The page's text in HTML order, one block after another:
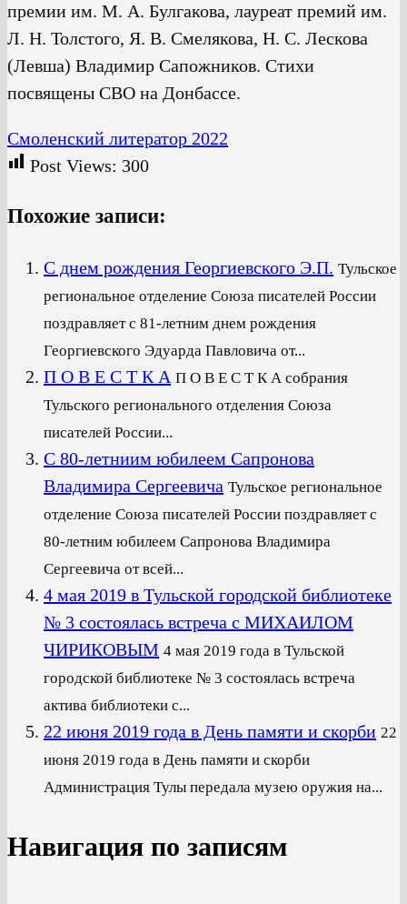
премии им. М. А. Булгакова, лауреат премий им.
Л. Н. Толстого, Я. В. Смелякова, Н. С. Лескова
(Левша) Владимир Сапожников. Стихи
посвящены СВО на Донбассе.
Смоленский литератор 2022
Post Views: 300
Похожие записи:
С днем рождения Георгиевского Э.П. Тульское
региональное отделение Союза писателей России
поздравляет с 81-летним днем рождения
Георгиевского Эдуарда Павловича от...
П О В Е С Т К А П О В Е С Т К А собрания
Тульского регионального отделения Союза
писателей России...
С 80-летниим юбилеем Сапронова
Владимира Сергеевича Тульское региональное
отделение Союза писателей России поздравляет с
80-летним юбилеем Сапронова Владимира
Сергеевича от всей...
4 мая 2019 в Тульской городской библиотеке
№ 3 состоялась встреча с МИХАИЛОМ
ЧИРИКОВЫМ 4 мая 2019 года в Тульской
городской библиотеке № 3 состоялась встреча
актива библиотеки с...
22 июня 2019 года в День памяти и скорби 22
июня 2019 года в День памяти и скорби
Администрация Тулы передала музею оружия на...
Навигация по записям